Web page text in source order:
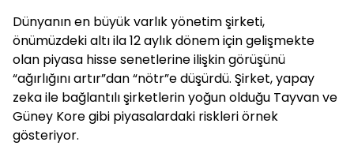
Dünyanın en büyük varlık yönetim şirketi,
önümüzdeki altı ila 12 aylık dönem için gelişmekte
olan piyasa hisse senetlerine ilişkin görüşünü
“ağırlığını artır”dan “nötr”e düşürdü. Şirket, yapay
zeka ile bağlantılı şirketlerin yoğun olduğu Tayvan ve
Güney Kore gibi piyasalardaki riskleri örnek
gösteriyor.